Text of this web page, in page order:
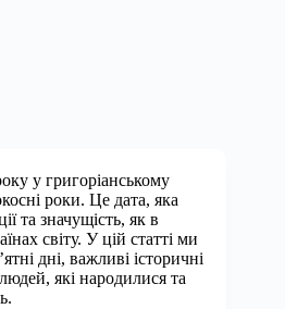
у григоріанському
роки. Це дата, яка
та значущість, як в
світу. У цій статті ми
дні, важливі історичні
які народилися та